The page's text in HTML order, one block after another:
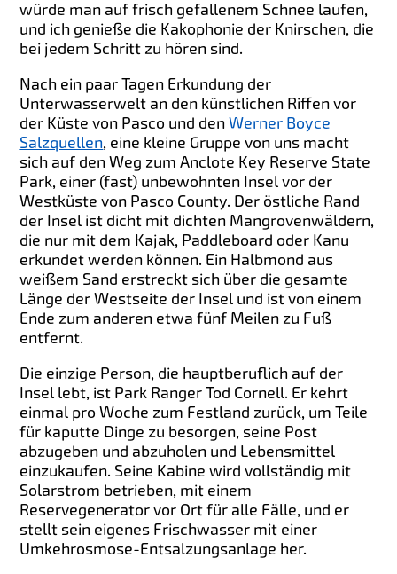
würde man auf frisch gefallenem Schnee laufen,
und ich genieße die Kakophonie der Knirschen, die
bei jedem Schritt zu hören sind.
Nach ein paar Tagen Erkundung der
Unterwasserwelt an den künstlichen Riffen vor
der Küste von Pasco und denWerner Boyce
Salzquellen, eine kleine Gruppe von uns macht
sich auf den Weg zum Anclote Key Reserve State
Park, einer (fast) unbewohnten Insel vor der
Westküste von Pasco County. Der östliche Rand
der Insel ist dicht mit dichten Mangrovenwäldern,
die nur mit dem Kajak, Paddleboard oder Kanu
erkundet werden können. Ein Halbmond aus
weißem Sand erstreckt sich über die gesamte
Länge der Westseite der Insel und ist von einem
Ende zum anderen etwa fünf Meilen zu Fuß
entfernt.
Die einzige Person, die hauptberuflich auf der
Insel lebt, ist Park Ranger Tod Cornell. Er kehrt
einmal pro Woche zum Festland zurück, um Teile
für kaputte Dinge zu besorgen, seine Post
abzugeben und abzuholen und Lebensmittel
einzukaufen. Seine Kabine wird vollständig mit
Solarstrom betrieben, mit einem
Reservegenerator vor Ort für alle Fälle, und er
stellt sein eigenes Frischwasser mit einer
Umkehrosmose-Entsalzungsanlage her.